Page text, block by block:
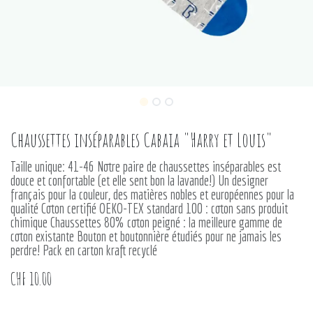
Chaussettes inséparables Cabaia "Harry et Louis"
Taille unique: 41-46 Notre paire de chaussettes inséparables est
douce et confortable (et elle sent bon la lavande!) Un designer
français pour la couleur, des matières nobles et européennes pour la
qualité Coton certifié OEKO-TEX standard 100 : coton sans produit
chimique Chaussettes 80% coton peigné : la meilleure gamme de
coton existante Bouton et boutonnière étudiés pour ne jamais les
perdre! Pack en carton kraft recyclé
CHF 10.00